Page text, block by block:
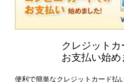
クレジットカ
お支払い始め
便利で簡単なクレジットカード払